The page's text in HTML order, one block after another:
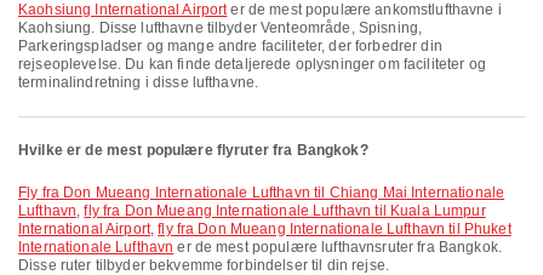
Kaohsiung International Airporter de mest populære ankomstlufthavne i
Kaohsiung. Disse lufthavne tilbyder Venteområde, Spisning,
Parkeringspladser og mange andre faciliteter, der forbedrer din
rejseoplevelse. Du kan finde detaljerede oplysninger om faciliteter og
terminalindretning i disse lufthavne.
Hvilke er de mest populære flyruter fra Bangkok?
fly fra Don Mueang Internationale Lufthavn til Chiang Mai Internationale
Lufthavn,fly fra Don Mueang Internationale Lufthavn til Kuala Lumpur
International Airport,fly fra Don Mueang Internationale Lufthavn til Phuket
Internationale Lufthavn er de mest populære lufthavnsruter fra Bangkok.
Disse ruter tilbyder bekvemme forbindelser til din rejse.